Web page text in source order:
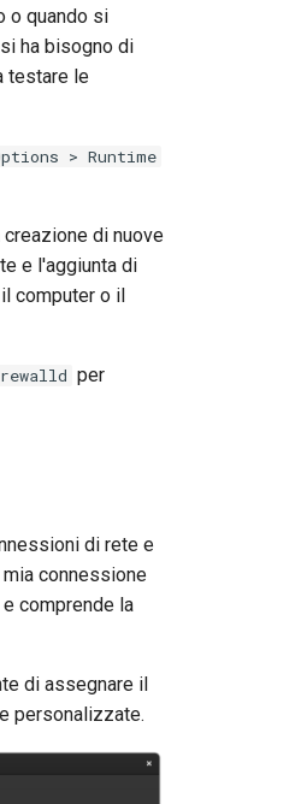
o quando si
ha bisogno di
testare le
> Runtime
di nuove
e l'aggiunta di
computer o il
per
di rete e
connessione
comprende la
di assegnare il
personalizzate.